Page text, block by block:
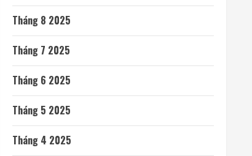
Tháng 8 2025
Tháng 7 2025
Tháng 6 2025
Tháng 5 2025
Tháng 4 2025